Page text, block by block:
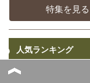
特集を見る
人気ランキング
総合ランキング